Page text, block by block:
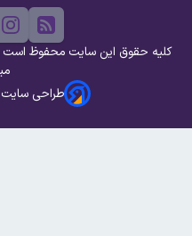
کلیه حقوق این سایت محفوظ است
طراحی سایت